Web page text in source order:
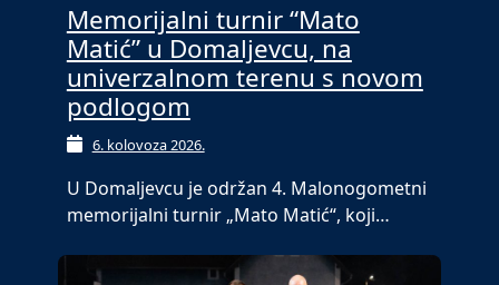
Memorijalni turnir “Mato
Matić” u Domaljevcu, na
univerzalnom terenu s novom
podlogom
6. kolovoza 2026.
U Domaljevcu je održan 4. Malonogometni
memorijalni turnir „Mato Matić“, koji…